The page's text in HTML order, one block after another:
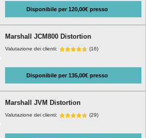
Disponibile per 120,00€ presso
Marshall JCM800 Distortion
Valutazione dei clienti: (16)
Disponibile per 135,00€ presso
Marshall JVM Distortion
Valutazione dei clienti: (29)